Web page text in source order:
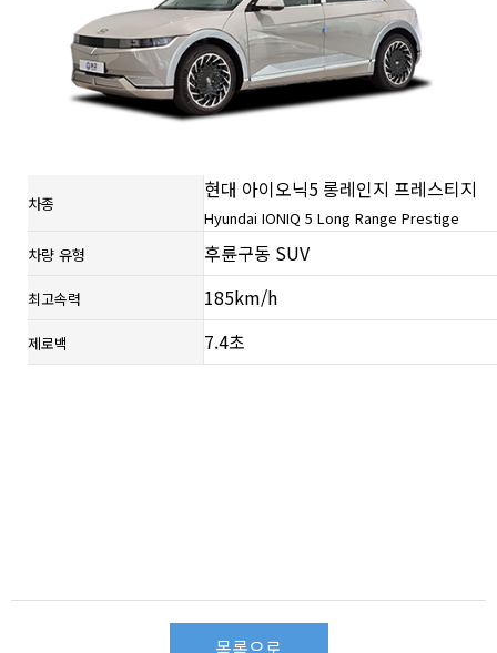
차종
현대 아이오닉5 롱레인지 프레스티지
Hyundai IONIQ 5 Long Range Prestige
차량 유형
후륜구동 SUV
최고속력 185km/h
제로백 7.4초
목록으로